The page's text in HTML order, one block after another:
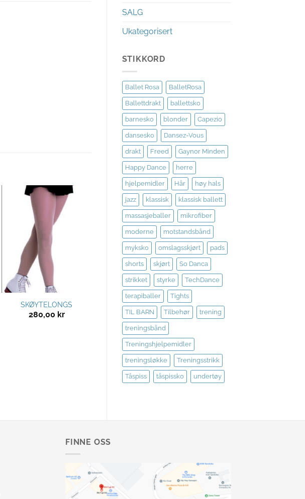
SALG
Ukategorisert
STIKKORD
Ballet Rosa BalletRosa
Ballettdrakt ballettsko
barnesko blonder Capezio
dansesko Dansez-Vous
drakt Freed Gaynor Minden
Happy Dance herre
hjelpemidler Hår høy hals
jazz klassisk klassisk ballett
massasjeballer mikrofiber
moderne motstandsbånd
myksko omslagsskjørt pads
shorts skjørt So Danca
strikket styrke TechDance
terapiballer Tights
TIL BARN Tilbehør trening
treningsbånd
Treningshjelpemidler
treningsløkke Treningsstrikk
Tåspiss tåspissko undertøy
Legg til
ønskeliste
SKØYTELONGS
280,00 kr
FINNE OSS